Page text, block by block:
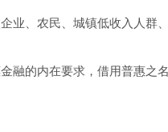
业、农民、城镇低收入人群
融的内在要求，借用普惠之